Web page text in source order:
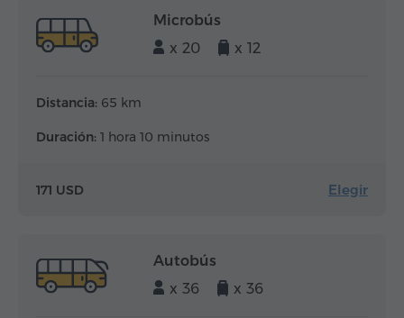
Microbús
x 20
x 12
Distancia: 65 km
Duración: 1 hora 10 minutos
171 USD Elegir
Autobús
x 36
x 36